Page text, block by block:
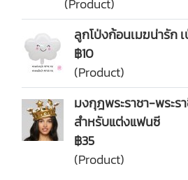
(Product)
ลูกโป่งก้อนเมฆน่ารัก
฿10
(Product)
มงกุฎพระราชา-พระร
สำหรับแต่งแฟนซี
฿35
(Product)